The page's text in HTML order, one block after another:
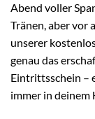
Abend voller
Tränen, aber vor
unserer
genau das
Eintrittsschein –
immer in deinem